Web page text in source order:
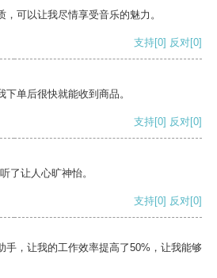
可以让我尽情享受音乐的魅力。
支持[0] 反对[0]
单后很快就能收到商品。
支持[0] 反对[0]
了让人心旷神怡。
支持[0] 反对[0]
手，让我的工作效率提高了50%，让我能够